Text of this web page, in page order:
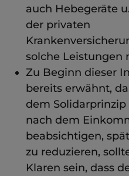
auch Hebegeräte
der privaten
solche Leistungen
Zu Beginn dieser
bereits erwähnt,
dem
nach dem
beabsichtigen,
zu reduzieren,
Klaren sein, dass